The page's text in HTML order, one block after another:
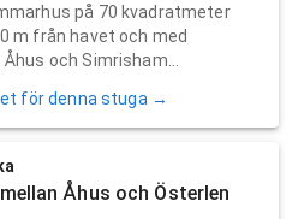
på 70 kvadratmeter
m från havet och med
och Simrisham...
för denna stuga →
Åhus och Österlen